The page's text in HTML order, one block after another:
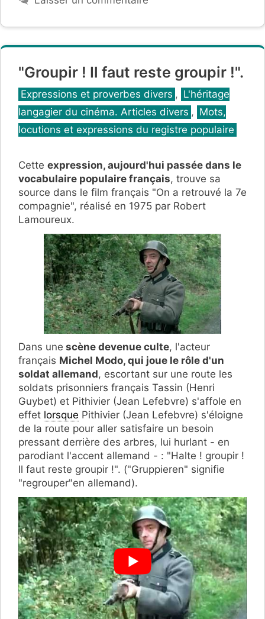
"Groupir ! Il faut reste groupir !".
Catégories
Expressions et proverbes divers , L'héritage
langagier du cinéma. Articles divers , Mots,
locutions et expressions du registre populaire
Cette expression, aujourd'hui passée dans le
vocabulaire populaire français, trouve sa
source dans le film français "On a retrouvé la 7e
compagnie", réalisé en 1975 par Robert
Lamoureux.
Dans une scène devenue culte, l'acteur
français Michel Modo, qui joue le rôle d'un
soldat allemand, escortant sur une route les
soldats prisonniers français Tassin (Henri
Guybet) et Pithivier (Jean Lefebvre) s'affole en
effet lorsque Pithivier (Jean Lefebvre) s'éloigne
de la route pour aller satisfaire un besoin
pressant derrière des arbres, lui hurlant - en
parodiant l'accent allemand - : "Halte ! groupir !
Il faut reste groupir !". ("Gruppieren" signifie
"regrouper"en allemand).